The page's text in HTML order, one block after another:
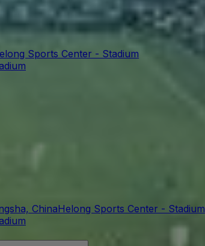
Sports Center - Stadium
ChinaHelong Sports Center - Stadium